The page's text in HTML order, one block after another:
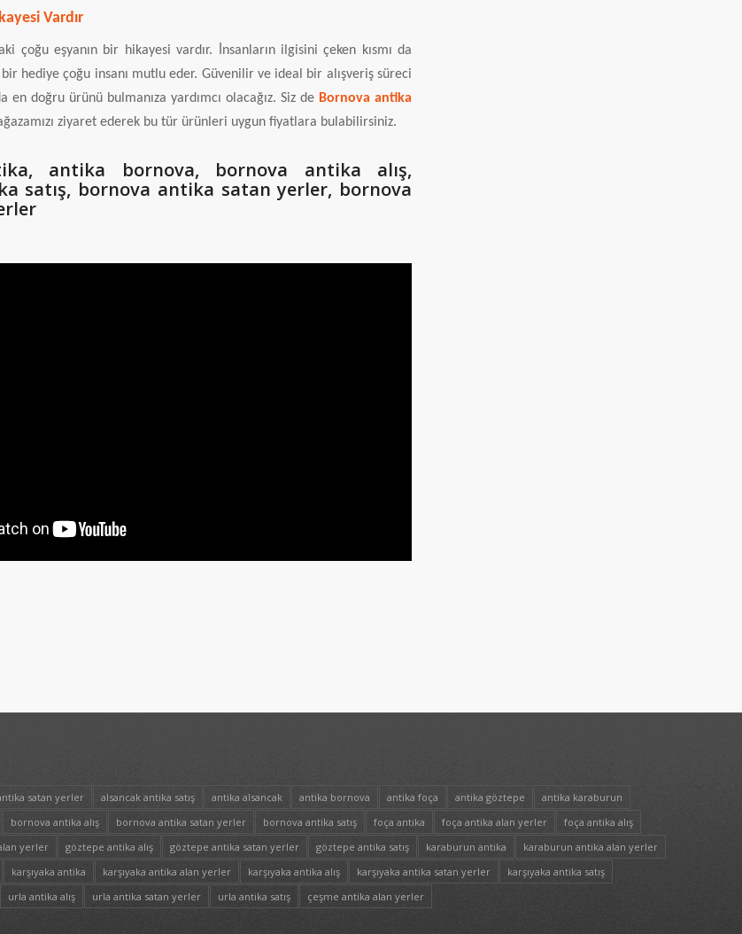
Vardır
çoğu eşyanın bir hikayesi vardır. İnsanların ilgisini çeken kısmı da
hediye çoğu insanı mutlu eder. Güvenilir ve ideal bir alışveriş süreci
en doğru ürünü bulmanıza yardımcı olacağız. Siz de Bornova antika
ziyaret ederek bu tür ürünleri uygun fiyatlara bulabilirsiniz.
antika bornova, bornova antika alış,
satış, bornova antika satan yerler, bornova
satan yerler alsancak antika satış antika alsancak antika bornova antika foça antika göztepe
antika karaburun
bornova antika alış bornova antika satan yerler bornova antika satış foça antika foça antika alan yerler
foça antika alış
yerler göztepe antika alış göztepe antika satan yerler göztepe antika satış karaburun antika
karaburun antika alan yerler
karşıyaka antika karşıyaka antika alan yerler karşıyaka antika alış karşıyaka antika satan yerler
karşıyaka antika satış
urla antika alış urla antika satan yerler urla antika satış çeşme antika alan yerler